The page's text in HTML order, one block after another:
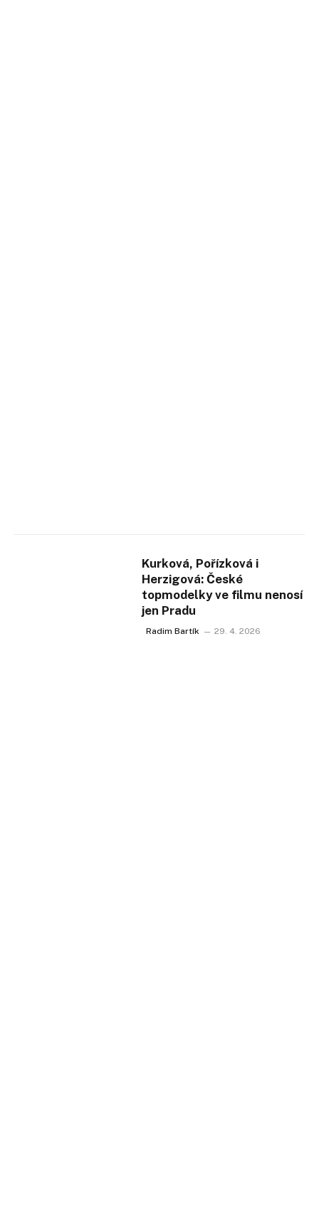
Kurková, Pořízková i
Herzigová: České
topmodelky ve filmu nenosí
jen Pradu
Radim Bartík 29. 4. 2026